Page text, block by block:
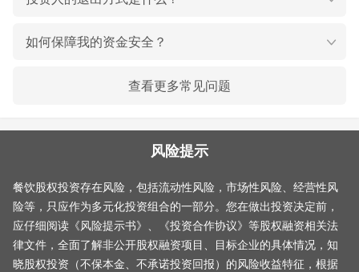
如何保障我的资金安全？
查看更多常见问题
风险提示
餐饮股权投资存在风险，包括流动性风险，市场性风险、经营性风
险等，只应作为多元化投资组合的一部分。您在做出投资决定前，
应仔细阅读《风险提示书》、《投资合作协议》等股权融资相关法
律文件，全面了解非公开股权融资项目、目标企业的具体情况，知
晓股权投资（不保本金、不承诺投资回报）的风险收益特征，根据